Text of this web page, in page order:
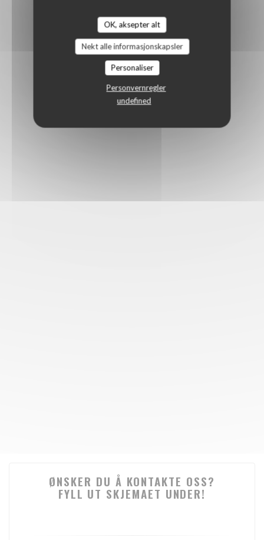
OK, aksepter alt
Nekt alle informasjonskapsler
Personaliser
Personvernregler
undefined
ØNSKER DU Å KONTAKTE OSS?
FYLL UT SKJEMAET UNDER!